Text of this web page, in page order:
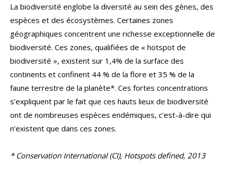
La biodiversité englobe la diversité au sein des gènes, des
espèces et des écosystèmes. Certaines zones
géographiques concentrent une richesse exceptionnelle de
biodiversité. Ces zones, qualifiées de « hotspot de
biodiversité », existent sur 1,4% de la surface des
continents et confinent 44 % de la flore et 35 % de la
faune terrestre de la planète*. Ces fortes concentrations
s’expliquent par le fait que ces hauts lieux de biodiversité
ont de nombreuses espèces endémiques, c'est-à-dire qui
n’existent que dans ces zones.
* Conservation International (CI), Hotspots defined, 2013